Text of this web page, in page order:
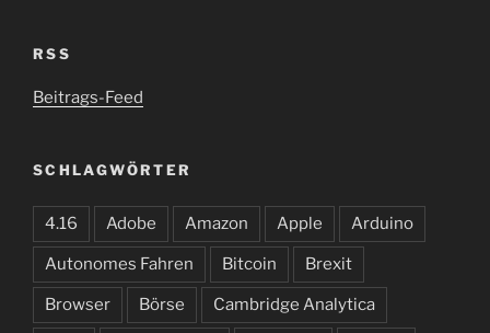
RSS
Beitrags-Feed
SCHLAGWÖRTER
4.16 Adobe Amazon Apple Arduino
Autonomes Fahren Bitcoin Brexit
Browser Börse Cambridge Analytica